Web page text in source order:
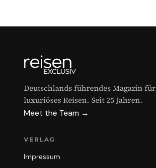
Deutschlands führendes Magazin für
luxuriöses Reisen. Seit 25 Jahren.
Meet the Team →
VERLAG
Impressum